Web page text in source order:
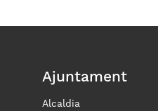
Ajuntament
Alcaldia